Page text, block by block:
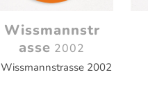
Wissmannstr
asse 2002
Wissmannstrasse 2002